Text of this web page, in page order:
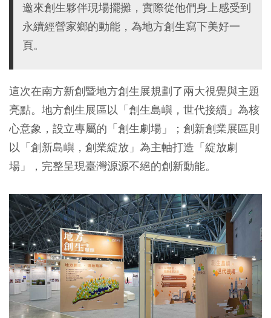
邀來創生夥伴現場擺攤，實際從他們身上感受到
永續經營家鄉的動能，為地方創生寫下美好一
頁。
這次在南方新創暨地方創生展規劃了兩大視覺與主題
亮點。地方創生展區以「創生島嶼，世代接續」為核
心意象，設立專屬的「創生劇場」；創新創業展區則
以「創新島嶼，創業綻放」為主軸打造「綻放劇
場」，完整呈現臺灣源源不絕的創新動能。